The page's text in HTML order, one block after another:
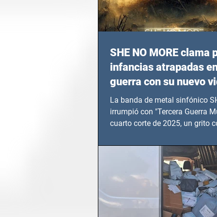
SHE NO MORE clama
infancias atrapadas
guerra con su nuevo
TERCERA GUERRA
La banda de metal sinfónico
irrumpió con "Tercera Guerra
cuarto corte de 2025, un grito
en epicentros bélicos.